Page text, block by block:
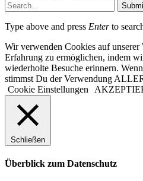
Type above and press Enterto
Wir verwenden Cookies auf unserer
Erfahrung zu ermöglichen, indem
wiederholte Besuche erinnern.
stimmst Du der Verwendung
Cookie Einstellungen
Schließen
Überblick zum Datenschutz